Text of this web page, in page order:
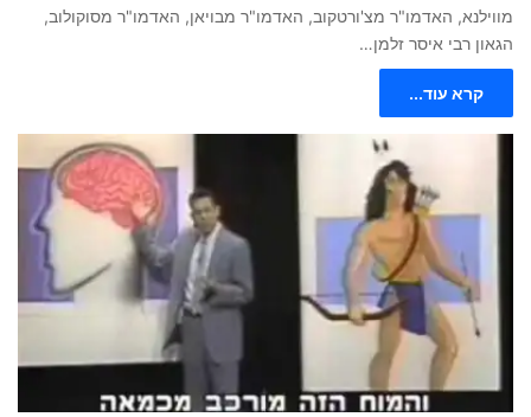
מווילנא, האדמו"ר מצ'ורטקוב, האדמו"ר מבויאן, האדמו"ר מסוקולוב,
הגאון רבי איסר זלמן…
קרא עוד...